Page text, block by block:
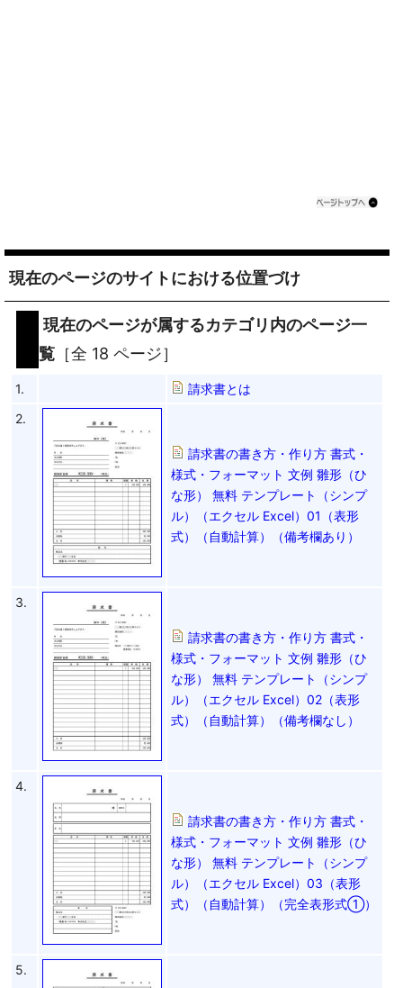
現在のページのサイトにおける位置づけ
現在のページが属するカテゴリ内のページ一
覧 ［全 18 ページ］
1.
請求書とは
2.
請求書の書き方・作り方 書式・
様式・フォーマット 文例 雛形（ひ
な形） 無料 テンプレート（シンプ
ル）（エクセル Excel）01（表形
式）（自動計算）（備考欄あり）
3.
請求書の書き方・作り方 書式・
様式・フォーマット 文例 雛形（ひ
な形） 無料 テンプレート（シンプ
ル）（エクセル Excel）02（表形
式）（自動計算）（備考欄なし）
4.
請求書の書き方・作り方 書式・
様式・フォーマット 文例 雛形（ひ
な形） 無料 テンプレート（シンプ
ル）（エクセル Excel）03（表形
式）（自動計算）（完全表形式①）
5.